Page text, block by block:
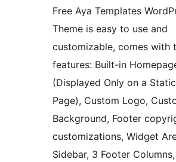
Free Aya Templates
Theme is easy to use and
customizable, comes with
features: Built-in
(Displayed Only on a
Page), Custom Logo,
Background, Footer
customizations, Widget
Sidebar, 3 Footer